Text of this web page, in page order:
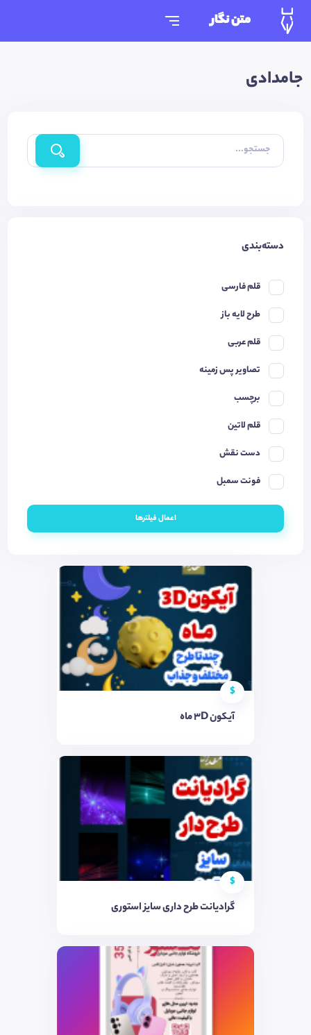
متن نگار
جامدادی
جستجو...
دسته‌بندی
قلم فارسی
طرح لایه باز
قلم عربی
تصاویر پس زمینه
برچسب
قلم لاتین
دست نقش
فونت سمبل
اعمال فیلترها
$
آیکون 3D ماه
$
گرادیانت طرح داری سایز استوری